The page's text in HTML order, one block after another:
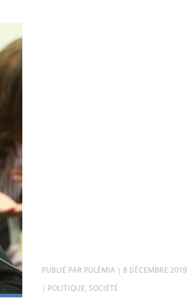
PAR POLÉMIA | 8 DÉCEMBRE 2019
| POLITIQUE, SOCIÉTÉ